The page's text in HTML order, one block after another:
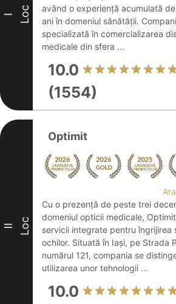
I Loc
având o experiență acumulată
ani în domeniul sănătății.
specializată în comercializarea
medicale din sfera ...
10.0
(1554)
II Loc
Optimit
Cu o prezență de peste trei
domeniul opticii medicale,
servicii integrate pentru îngrijirea
ochilor. Situată în Iași, pe Strada
numărul 121, compania se
utilizarea unor tehnologii ...
10.0